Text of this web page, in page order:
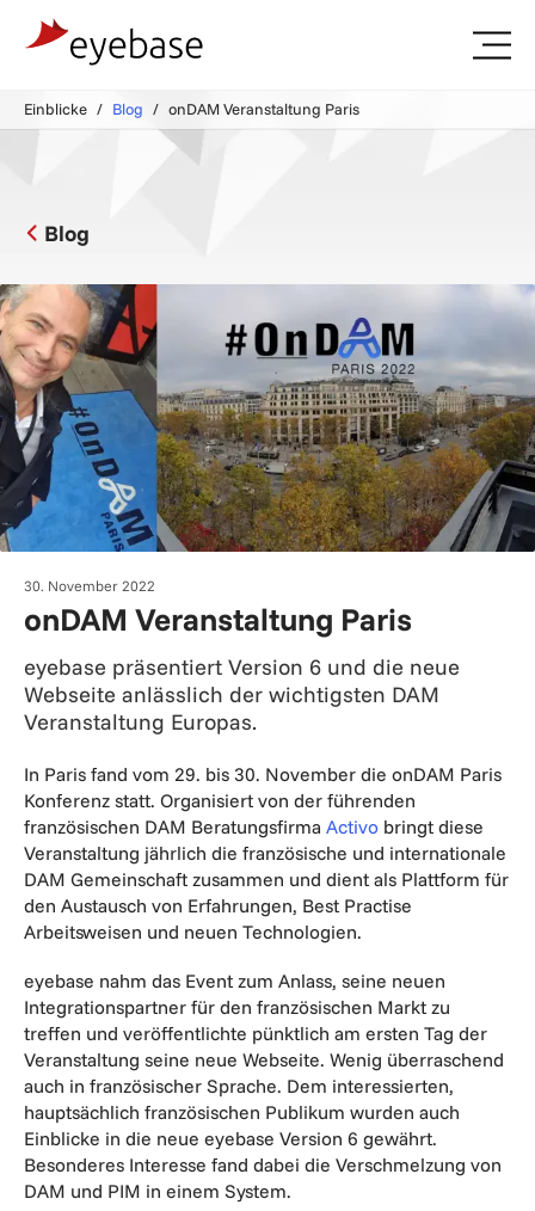
Einblicke Blog onDAM Veranstaltung Paris
Blog
30. November 2022
onDAM Veranstaltung Paris
eyebase präsentiert Version 6 und die neue
Webseite anlässlich der wichtigsten DAM
Veranstaltung Europas.
In Paris fand vom 29. bis 30. November die onDAM Paris
Konferenz statt. Organisiert von der führenden
französischen DAM Beratungsfirma Activo bringt diese
Veranstaltung jährlich die französische und internationale
DAM Gemeinschaft zusammen und dient als Plattform für
den Austausch von Erfahrungen, Best Practise
Arbeitsweisen und neuen Technologien.
eyebase nahm das Event zum Anlass, seine neuen
Integrationspartner für den französischen Markt zu
treffen und veröffentlichte pünktlich am ersten Tag der
Veranstaltung seine neue Webseite. Wenig überraschend
auch in französischer Sprache. Dem interessierten,
hauptsächlich französischen Publikum wurden auch
Einblicke in die neue eyebase Version 6 gewährt.
Besonderes Interesse fand dabei die Verschmelzung von
DAM und PIM in einem System.